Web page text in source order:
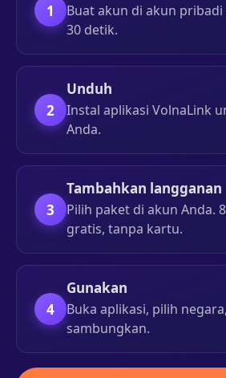
1
Buat akun di akun
30 detik.
2
Unduh
Instal aplikasi VolnaLink
Anda.
3
Tambahkan langganan
Pilih paket di akun Anda.
gratis, tanpa kartu.
4
Gunakan
Buka aplikasi, pilih
sambungkan.